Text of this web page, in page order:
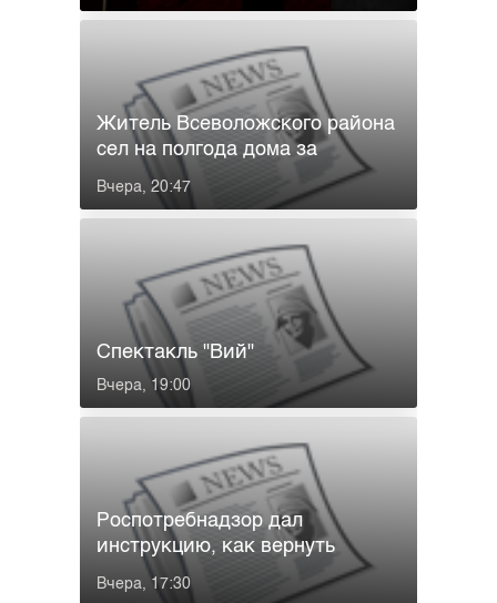
Вчера, 20:47
Житель Всеволожского района
сел на полгода дома за
поддельные ...
Вчера, 19:00
Спектакль "Вий"
Вчера, 17:30
Роспотребнадзор дал
инструкцию, как вернуть
деньги за ...